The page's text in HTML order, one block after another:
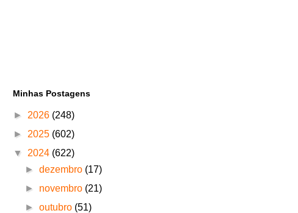
Minhas Postagens
► 2026 (248)
► 2025 (602)
▼ 2024 (622)
►dezembro (17)
► novembro (21)
►outubro (51)